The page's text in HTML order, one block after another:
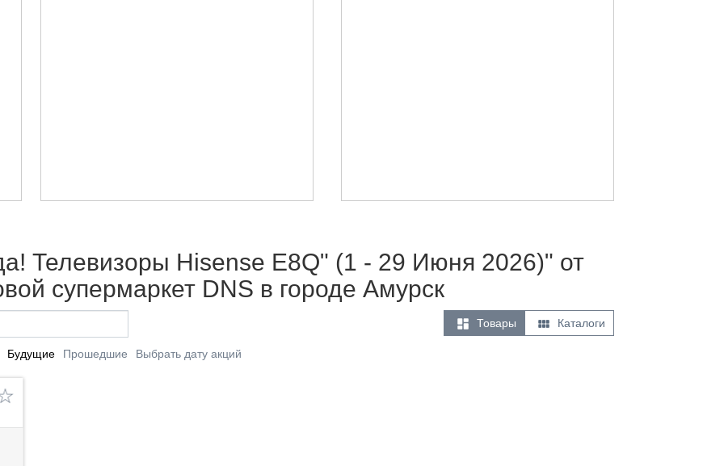
Телевизоры Hisense E8Q" (1 - 29 Июня 2026)" от
супермаркет DNS в городе Амурск
 Товары  Каталоги
Будущие Прошедшие Выбрать дату акций